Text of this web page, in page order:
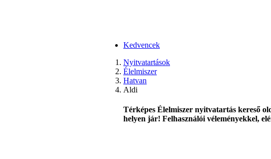
Kedvencek
Nyitvatartások
Élelmiszer
Hatvan
Aldi
Térképes Élelmiszer nyitvatartás kereső
helyen jár! Felhasználói véleményekkel,